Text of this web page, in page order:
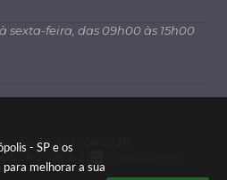
- SP e os
melhorar a sua
sexta-feira, das 09h00 às 15h00
3.5.3 - 19/06/2026
05/08/2026 16:22